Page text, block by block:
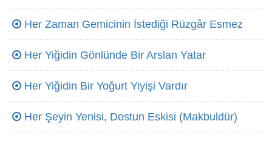
Her Zaman Gemicinin İstediği Rüzgâr Esmez
Her Yiğidin Gönlünde Bir Arslan Yatar
Her Yiğidin Bir Yoğurt Yiyişi Vardır
Her Şeyin Yenisi, Dostun Eskisi (Makbuldür)